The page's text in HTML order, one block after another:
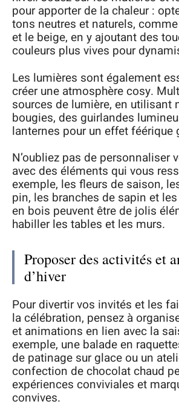
pour apporter de la chaleur :
tons neutres et naturels,
et le beige, en y ajoutant des
couleurs plus vives pour
Les lumières sont également
créer une atmosphère cosy.
sources de lumière, en utilisant
bougies, des guirlandes
lanternes pour un effet féérique
N’oubliez pas de personnaliser
avec des éléments qui vous
exemple, les fleurs de saison,
pin, les branches de sapin et
en bois peuvent être de jolis
habiller les tables et les murs.
Proposer des activités et
d’hiver
Pour divertir vos invités et les
la célébration, pensez à
et animations en lien avec la
exemple, une balade en
de patinage sur glace ou un
confection de chocolat chaud
expériences conviviales et
convives.